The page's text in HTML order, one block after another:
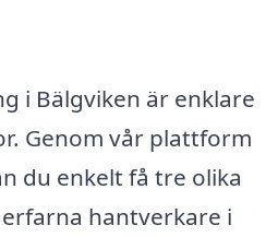
i Bälgviken är enklare
Genom vår plattform
du enkelt få tre olika
hantverkare i